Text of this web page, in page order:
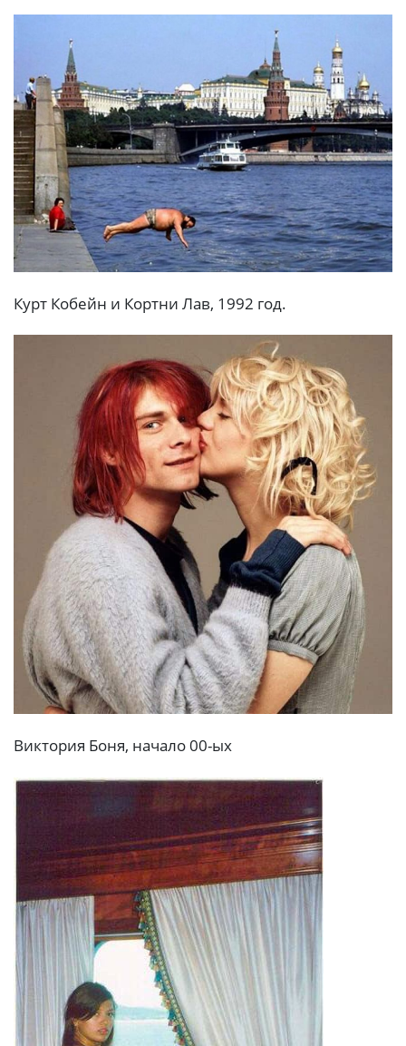
Курт Кобейн и Кортни Лав, 1992 год.
Виктория Боня, начало 00-ых